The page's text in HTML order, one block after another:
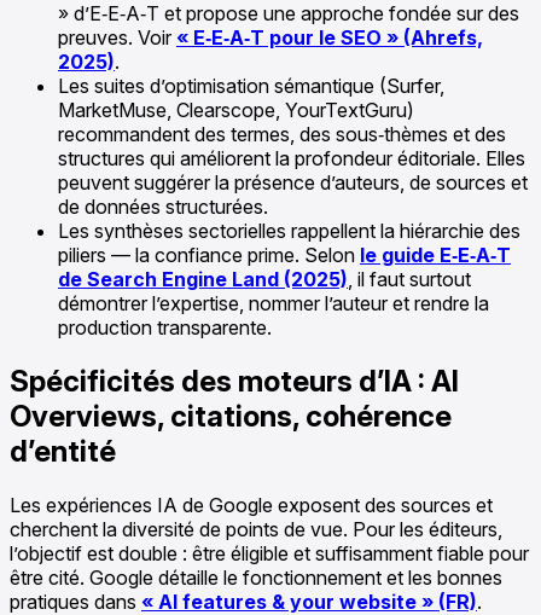
» d’E‑E‑A‑T et propose une approche fondée sur des
preuves. Voir« E‑E‑A‑T pour le SEO » (Ahrefs,
2025).
Les suites d’optimisation sémantique (Surfer,
MarketMuse, Clearscope, YourTextGuru)
recommandent des termes, des sous‑thèmes et des
structures qui améliorent la profondeur éditoriale. Elles
peuvent suggérer la présence d’auteurs, de sources et
de données structurées.
Les synthèses sectorielles rappellent la hiérarchie des
piliers — la confiance prime. Selon le guide E‑E‑A‑T
de Search Engine Land (2025), il faut surtout
démontrer l’expertise, nommer l’auteur et rendre la
production transparente.
Spécificités des moteurs d’IA : AI
Overviews, citations, cohérence
d’entité
Les expériences IA de Google exposent des sources et
cherchent la diversité de points de vue. Pour les éditeurs,
l’objectif est double : être éligible et suffisamment fiable pour
être cité. Google détaille le fonctionnement et les bonnes
pratiques dans « AI features & your website » (FR).